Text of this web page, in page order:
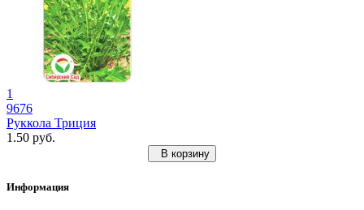
1
9676
Руккола Триция
1.50 руб.
В корзину
Информация